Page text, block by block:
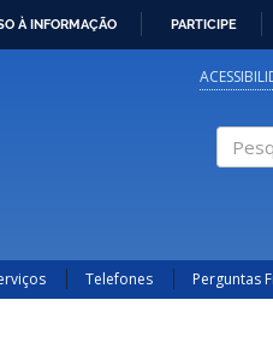
À INFORMAÇÃO PARTICIPE
Telefones Perguntas